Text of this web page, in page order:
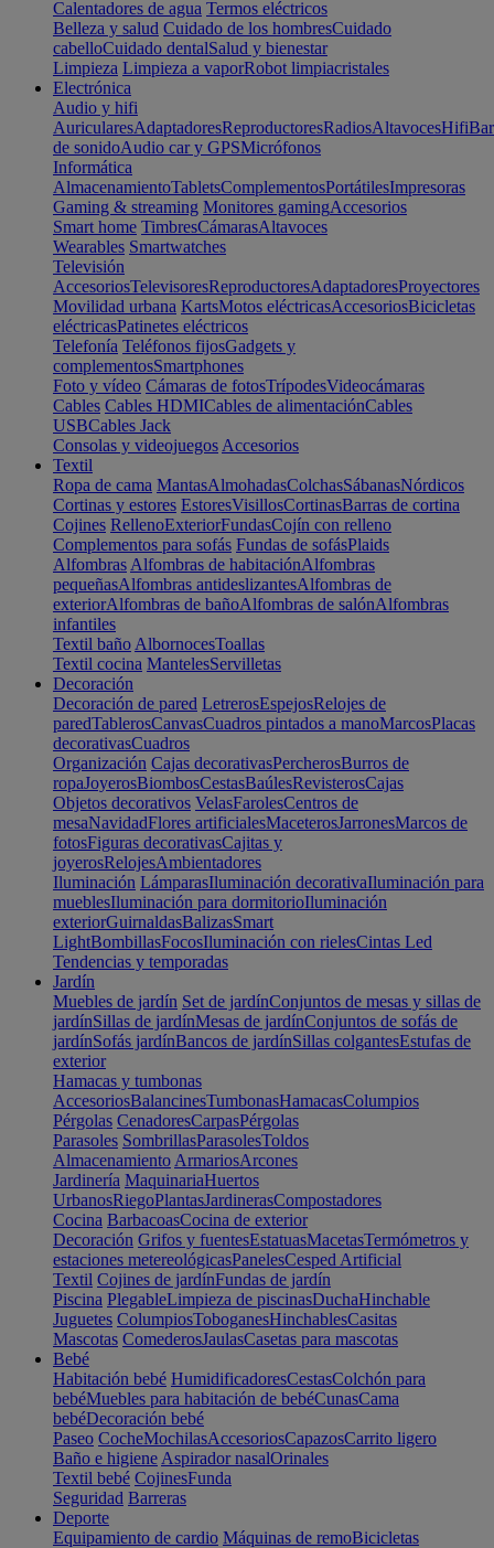
Calentadores de agua Termos eléctricos
Belleza y salud Cuidado de los hombresCuidado
cabelloCuidado dentalSalud y bienestar
Limpieza Limpieza a vaporRobot limpiacristales
Electrónica
Audio y hifi
AuricularesAdaptadoresReproductoresRadiosAltavocesHifi
de sonidoAudio car y GPSMicrófonos
Informática
AlmacenamientoTabletsComplementosPortátilesImpresoras
Gaming & streaming Monitores gamingAccesorios
Smart home TimbresCámarasAltavoces
Wearables Smartwatches
Televisión
AccesoriosTelevisoresReproductoresAdaptadoresProyectores
Movilidad urbana KartsMotos eléctricasAccesoriosBicicletas
eléctricasPatinetes eléctricos
Telefonía Teléfonos fijosGadgets y
complementosSmartphones
Foto y vídeo Cámaras de fotosTrípodesVideocámaras
Cables Cables HDMICables de alimentaciónCables
USBCables Jack
Consolas y videojuegos Accesorios
Textil
Ropa de cama MantasAlmohadasColchasSábanasNórdicos
Cortinas y estores EstoresVisillosCortinasBarras de cortina
Cojines RellenoExteriorFundasCojín con relleno
Complementos para sofás Fundas de sofásPlaids
Alfombras Alfombras de habitaciónAlfombras
pequeñasAlfombras antideslizantesAlfombras de
exteriorAlfombras de bañoAlfombras de salónAlfombras
infantiles
Textil baño AlbornocesToallas
Textil cocina MantelesServilletas
Decoración
Decoración de pared LetrerosEspejosRelojes de
paredTablerosCanvasCuadros pintados a manoMarcosPlacas
decorativasCuadros
Organización Cajas decorativasPercherosBurros de
ropaJoyerosBiombosCestasBaúlesRevisterosCajas
Objetos decorativos VelasFarolesCentros de
mesaNavidadFlores artificialesMaceterosJarronesMarcos de
fotosFiguras decorativasCajitas y
joyerosRelojesAmbientadores
Iluminación LámparasIluminación decorativaIluminación para
mueblesIluminación para dormitorioIluminación
exteriorGuirnaldasBalizasSmart
LightBombillasFocosIluminación con rielesCintas Led
Tendencias y temporadas
Jardín
Muebles de jardín Set de jardínConjuntos de mesas y sillas de
jardínSillas de jardínMesas de jardínConjuntos de sofás de
jardínSofás jardínBancos de jardínSillas colgantesEstufas de
exterior
Hamacas y tumbonas
AccesoriosBalancinesTumbonasHamacasColumpios
Pérgolas CenadoresCarpasPérgolas
Parasoles SombrillasParasolesToldos
Almacenamiento ArmariosArcones
Jardinería MaquinariaHuertos
UrbanosRiegoPlantasJardinerasCompostadores
Cocina BarbacoasCocina de exterior
Decoración Grifos y fuentesEstatuasMacetasTermómetros y
estaciones metereológicasPanelesCesped Artificial
Textil Cojines de jardínFundas de jardín
Piscina PlegableLimpieza de piscinasDuchaHinchable
Juguetes ColumpiosToboganesHinchablesCasitas
Mascotas ComederosJaulasCasetas para mascotas
Bebé
Habitación bebé HumidificadoresCestasColchón para
bebéMuebles para habitación de bebéCunasCama
bebéDecoración bebé
Paseo CocheMochilasAccesoriosCapazosCarrito ligero
Baño e higiene Aspirador nasalOrinales
Textil bebé CojinesFunda
Seguridad Barreras
Deporte
Equipamiento de cardio Máquinas de remoBicicletas